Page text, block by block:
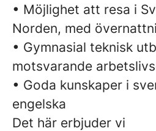
• Möjlighet att resa i
Norden, med
• Gymnasial teknisk
motsvarande
• Goda kunskaper i
engelska
Det här erbjuder vi